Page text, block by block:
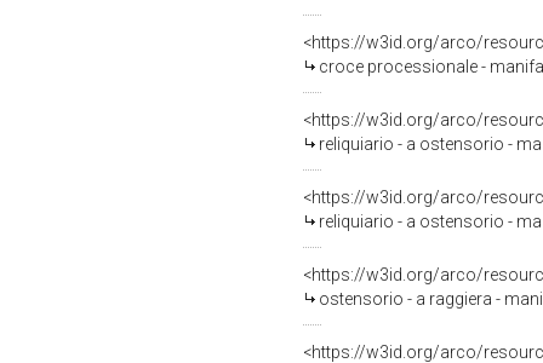
<https://w3id.org/arco/
croce processionale -
<https://w3id.org/arco/
reliquiario - a ostensorio -
<https://w3id.org/arco/
reliquiario - a ostensorio -
<https://w3id.org/arco/
ostensorio - a raggiera -
<https://w3id.org/arco/